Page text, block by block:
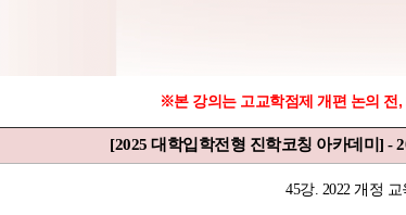
※본 강의는 고교학점제 개편 논의
[2025 대학입학전형 진학코칭 아카데미] -
45강. 2022 개정